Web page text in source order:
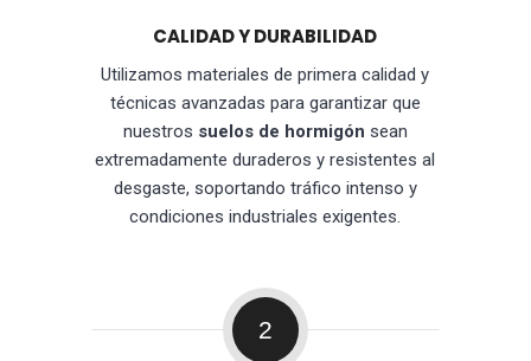
CALIDAD Y DURABILIDAD
Utilizamos materiales de primera calidad y
técnicas avanzadas para garantizar que
nuestros suelos de hormigón sean
extremadamente duraderos y resistentes al
desgaste, soportando tráfico intenso y
condiciones industriales exigentes.
2